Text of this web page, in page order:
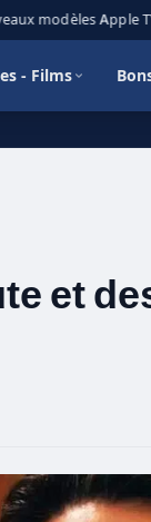
modèles Apple TV
- Films
et